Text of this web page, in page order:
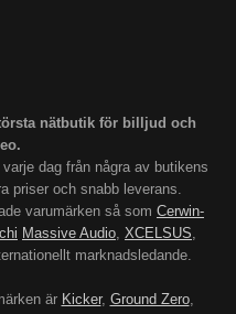
nätbutik för billjud och
dag från några av butikens
priser och snabb leverans.
varumärken så som Cerwin-
Massive Audio, XCELSUS,
marknadsledande.
är Kicker, Ground Zero,